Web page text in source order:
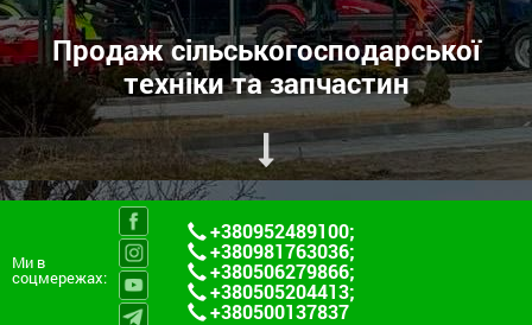
Продаж сільськогосподарської
техніки та запчастин
Ми в
соцмережах:
+380952489100;
+380981763036;
+380506279866;
+380505204413;
+380500137837